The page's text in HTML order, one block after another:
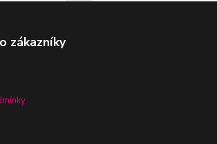
zákazníky